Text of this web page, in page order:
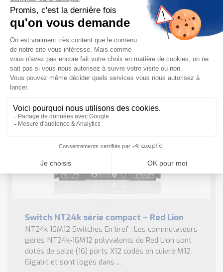
Switch industriel 100M Série – Red Lion
Switch Industriel 100M Série En bref : Les
commutateurs Ethernet industriels non gérés de la
série N-Tron® 100M12 de Red Lion offrent une gamme
de configurations de ports, une installation ...
Switch NT24k série compact – Red Lion
NT24k 16M12 Switches En bref : Les commutateurs
gérés NT24k-16M12 polyvalents de Red Lion sont
dotés de seize (16) ports X12 codés en cuivre M12
Gigabit et sont logés dans ...